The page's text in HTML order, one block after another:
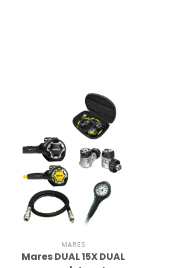
MARES
Mares DUAL 15X DUAL